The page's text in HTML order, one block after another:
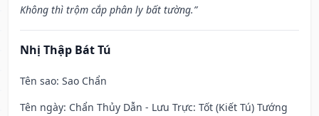
Không thì trộm cắp phân ly bất tường.”
Nhị Thập Bát Tú
Tên sao: Sao Chẩn
Tên ngày: Chẩn Thủy Dẫn - Lưu Trực: Tốt (Kiết Tú) Tướng